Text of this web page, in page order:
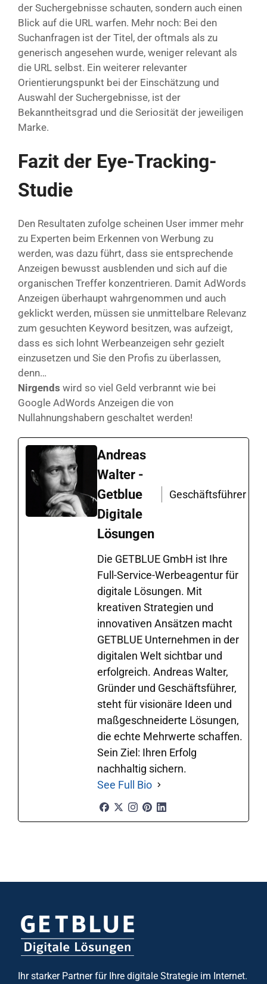
der Suchergebnisse schauten, sondern auch einen
Blick auf die URL warfen. Mehr noch: Bei den
Suchanfragen ist der Titel, der oftmals als zu
generisch angesehen wurde, weniger relevant als
die URL selbst. Ein weiterer relevanter
Orientierungspunkt bei der Einschätzung und
Auswahl der Suchergebnisse, ist der
Bekanntheitsgrad und die Seriosität der jeweiligen
Marke.
Fazit der Eye-Tracking-
Studie
Den Resultaten zufolge scheinen User immer mehr
zu Experten beim Erkennen von Werbung zu
werden, was dazu führt, dass sie entsprechende
Anzeigen bewusst ausblenden und sich auf die
organischen Treffer konzentrieren. Damit AdWords
Anzeigen überhaupt wahrgenommen und auch
geklickt werden, müssen sie unmittelbare Relevanz
zum gesuchten Keyword besitzen, was aufzeigt,
dass es sich lohnt Werbeanzeigen sehr gezielt
einzusetzen und Sie den Profis zu überlassen,
denn…
Nirgends wird so viel Geld verbrannt wie bei
Google AdWords Anzeigen die von
Nullahnungshabern geschaltet werden!
Andreas
Walter -
Getblue
Digitale
Lösungen
Geschäftsführer
Die GETBLUE GmbH ist Ihre
Full-Service-Werbeagentur für
digitale Lösungen. Mit
kreativen Strategien und
innovativen Ansätzen macht
GETBLUE Unternehmen in der
digitalen Welt sichtbar und
erfolgreich. Andreas Walter,
Gründer und Geschäftsführer,
steht für visionäre Ideen und
maßgeschneiderte Lösungen,
die echte Mehrwerte schaffen.
Sein Ziel: Ihren Erfolg
nachhaltig sichern.
See Full Bio
Ihr starker Partner für Ihre digitale Strategie im Internet.